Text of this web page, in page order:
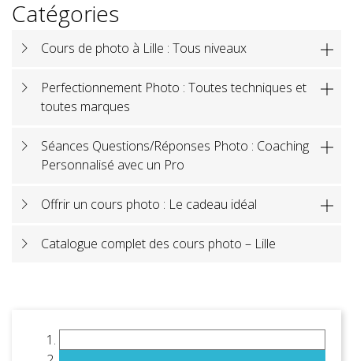
Catégories
Cours de photo à Lille : Tous niveaux 
Perfectionnement Photo : Toutes techniques et
toutes marques

Séances Questions/Réponses Photo : Coaching
Personnalisé avec un Pro

Offrir un cours photo : Le cadeau idéal 
Catalogue complet des cours photo – Lille